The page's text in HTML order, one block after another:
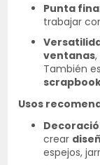
Punta fina
trabajar
ventanas,
También
Usos
crear
espejos,